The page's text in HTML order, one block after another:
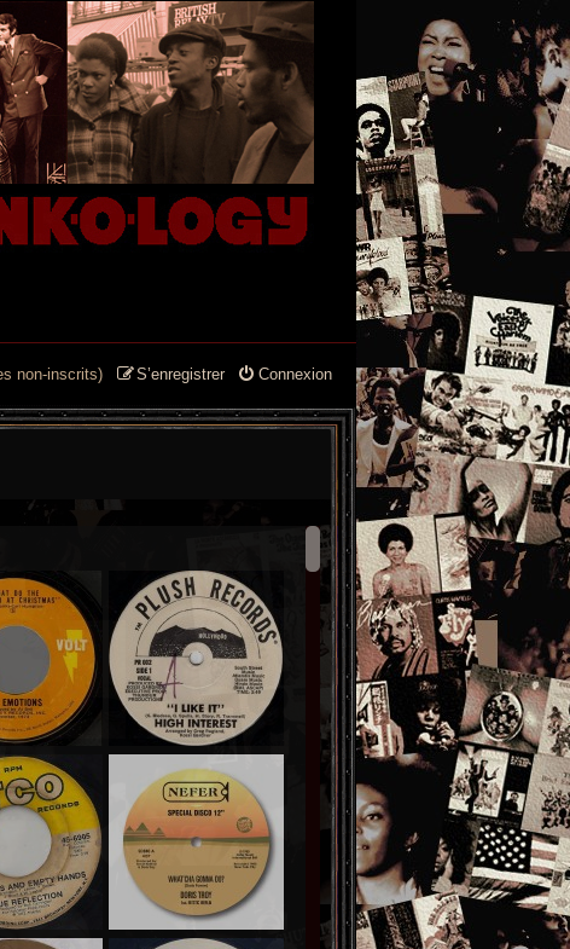
Connexion
S’enregistrer
non-inscrits)